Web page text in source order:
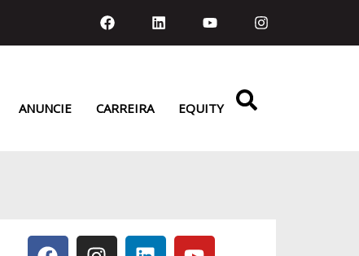
ANUNCIE CARREIRA EQUITY